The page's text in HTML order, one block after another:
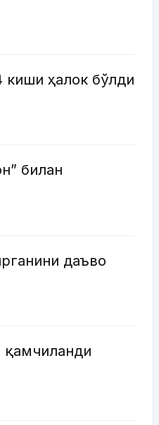
киши ҳалок бўлди
билан
даъво
қамчиланди